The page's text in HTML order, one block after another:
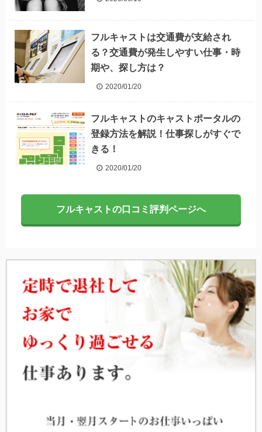
フルキャストは交通費が支給され
る？交通費が発生しやすい仕事・時
期や、探し方は？
2020/01/20
フルキャストのキャストポータルの
登録方法を解説！仕事探しがすぐで
きる！
2020/01/20
フルキャストの口コミ評判ページへ